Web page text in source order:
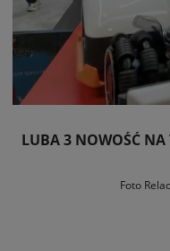
LUBA 3 NOWOŚĆ NA
Foto